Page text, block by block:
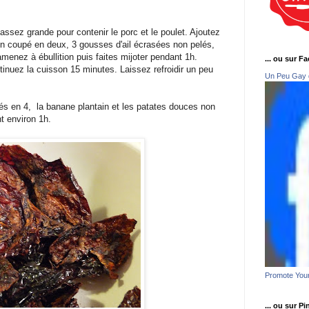
grande pour contenir le porc et le poulet. Ajoutez
coupé en deux, 3 gousses d'ail écrasées non pelés,
à ébullition puis faites mijoter pendant 1h.
la cuisson 15 minutes. Laissez refroidir un peu
en 4, la banane plantain et les patates douces non
environ 1h.
... ou sur
Un Peu Gay
Promote
... ou sur